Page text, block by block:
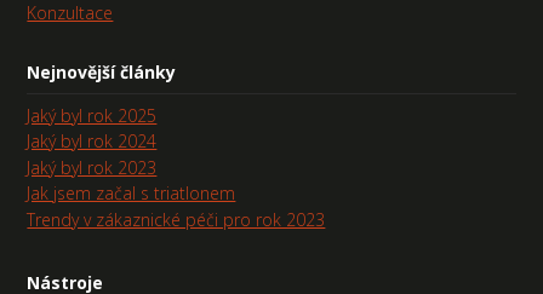
Konzultace
Nejnovější články
Jaký byl rok 2025
Jaký byl rok 2024
Jaký byl rok 2023
Jak jsem začal s triatlonem
Trendy v zákaznické péči pro rok 2023
Nástroje